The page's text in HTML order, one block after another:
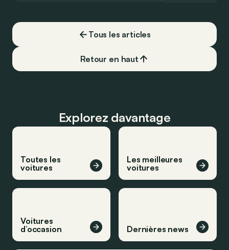
Tous les articles
Retour en haut
Explorez davantage
Toutes les
voitures
Les meilleures
voitures
Voitures
d’occasion
Dernières news